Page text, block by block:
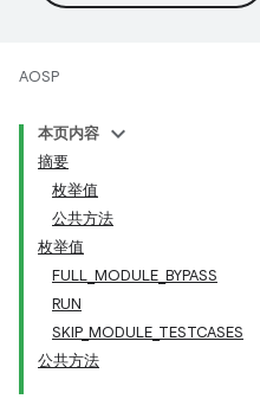
AOSP
本页内容
摘要
枚举值
公共方法
枚举值
FULL_MODULE_BYPASS
RUN
SKIP_MODULE_TESTCASES
公共方法